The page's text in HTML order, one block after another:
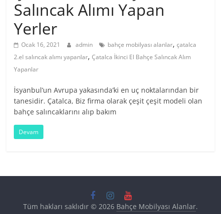
Salıncak Alımı Yapan
Yerler
Ocak 16, 2021 admin bahçe mobilyası alanlar,çatalca
2.el salıncak alımı yapanlar,Çatalca İkinci El Bahçe Salıncak Alım
Yapanlar
İsyanbul’un Avrupa yakasında’ki en uç noktalarından bir
tanesidir. Çatalca, Biz firma olarak çeşit çeşit modeli olan
bahçe salıncaklarını alıp bakım
Devam
Tüm hakları saklıdır © 2026 Bahçe Mobilyası Alanlar.